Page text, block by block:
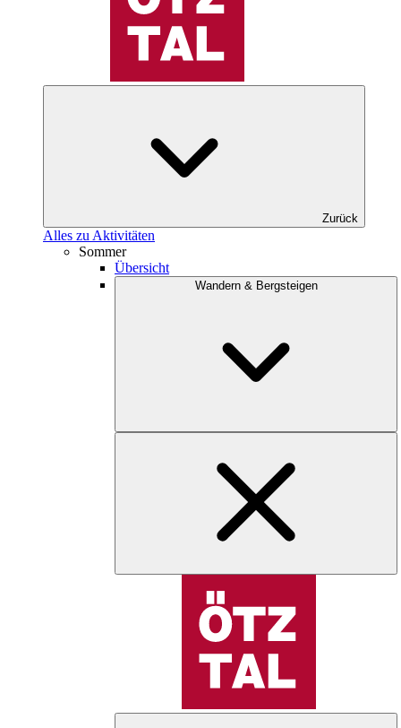
Zurück
Alles zu Aktivitäten
Sommer
Übersicht
Wandern & Bergsteigen